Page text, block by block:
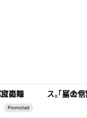
「星のや富士」でデジタルデトックス。冨士信仰の歴史を辿り、心身を調える。 【銀座で出合う最旬美容】美髪ケアや上質